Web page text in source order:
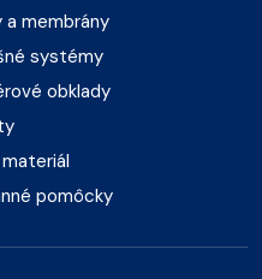
membrány
systémy
obklady
pomôcky